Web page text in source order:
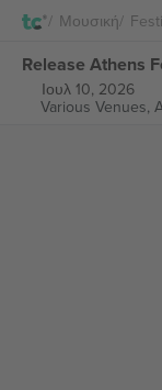
Μουσική
Release Athens
Ιουλ 10, 2026
Various Venues,